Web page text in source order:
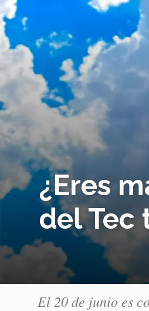
¿Eres
del Tec
El 20 de junio es